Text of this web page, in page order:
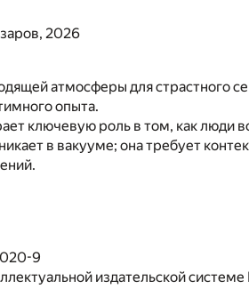
2026
атмосферы для страстного
опыта.
ключевую роль в том, как
в вакууме; она требует
9
издательской системе